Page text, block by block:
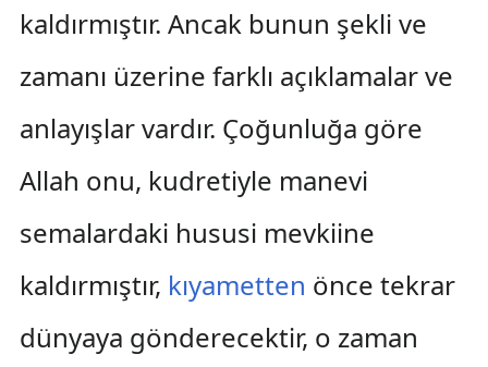
kaldırmıştır. Ancak bunun şekli ve
zamanı üzerine farklı açıklamalar ve
anlayışlar vardır. Çoğunluğa göre
Allah onu, kudretiyle manevi
semalardaki hususi mevkiine
kaldırmıştır, kıyametten önce tekrar
dünyaya gönderecektir, o zaman